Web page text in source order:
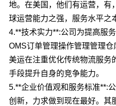
地。在美国，他们有运营，有
球运营能力之强，服务水平之
4.**技术实力**:公司为提高服
OMS订单管理操作管理管理
美运在注重优化传统物流服务
手段提升自身的竞争能力。
5.**企业价值观和服务标准**:
创新，力求做到现在最好。其